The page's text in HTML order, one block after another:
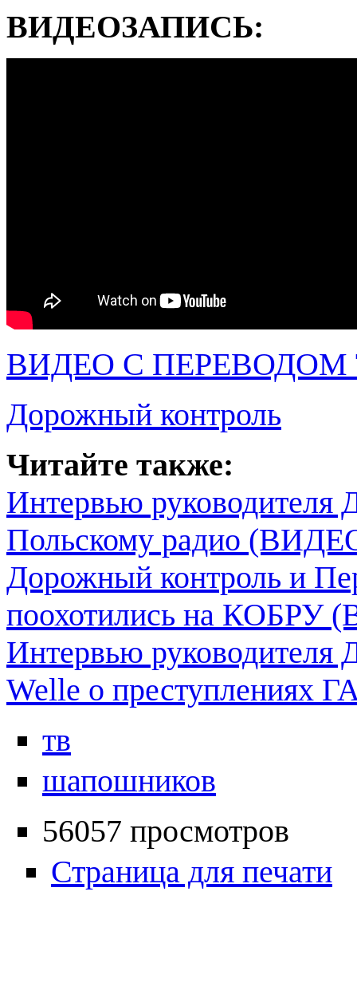
ВИДЕОЗАПИСЬ:
ВИДЕО С ПЕРЕВОДОМ
Дорожный контроль
Читайте также:
Интервью
Польскому радио
Дорожный контроль и
поохотились на КОБРУ
Интервью руководителя
Welle о преступлениях
тв
шапошников
56057 просмотров
Страница для печати